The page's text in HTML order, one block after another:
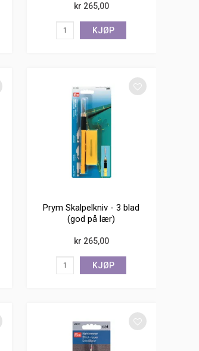
kr 265,00
KJØP
Prym Skalpelkniv - 3 blad
(god på lær)
kr 265,00
KJØP